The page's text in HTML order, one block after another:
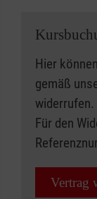
Hier
gemäß
widerrufen.
Für den
Vertrag